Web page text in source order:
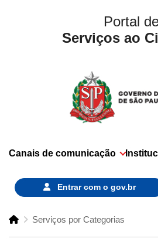
Portal
Serviços ao
Canais de comunicação
Entrar com o gov.br
Serviços por Categorias